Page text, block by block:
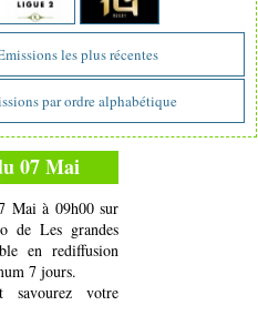
les plus récentes
par ordre alphabétique
07 Mai
Mai à 09h00 sur
de Les grandes
en rediffusion
7 jours.
savourez votre